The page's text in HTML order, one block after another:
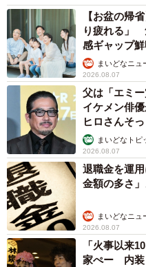
【お盆の帰
り疲れる」
感ギャップ
まいどなニュ
2026.08.07
父は「エミ
イケメン俳
ヒロさんそ
まいどなトピ
2026.08.07
退職金を運
金額の多さ
まいどなニュ
2026.08.07
「火事以来
家ぺー 内装